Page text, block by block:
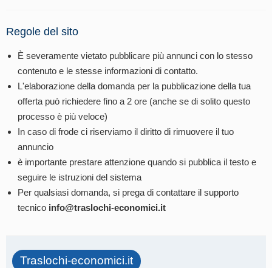
Regole del sito
È severamente vietato pubblicare più annunci con lo stesso
contenuto e le stesse informazioni di contatto.
L'elaborazione della domanda per la pubblicazione della tua
offerta può richiedere fino a 2 ore (anche se di solito questo
processo è più veloce)
In caso di frode ci riserviamo il diritto di rimuovere il tuo
annuncio
è importante prestare attenzione quando si pubblica il testo e
seguire le istruzioni del sistema
Per qualsiasi domanda, si prega di contattare il supporto
tecnico info@traslochi-economici.it
Traslochi-economici.it